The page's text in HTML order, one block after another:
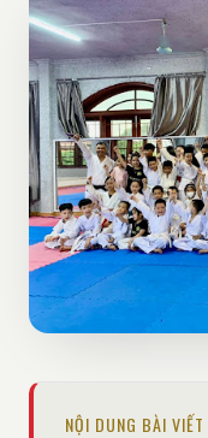
NỘI DUNG BÀI VIẾT